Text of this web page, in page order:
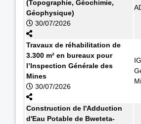
(Topographie, Géochimie,
Géophysique)
30/07/2026
Travaux de réhabilitation de
3.300 m² en bureaux pour
l’Inspection Générale des
Mines
30/07/2026
Construction de l'Adduction
d'Eau Potable de Bweteta-